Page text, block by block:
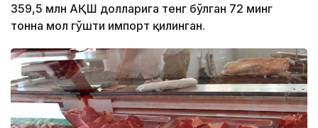
359,5 млн АҚШ долларига тенг бўлган 72 минг
тонна мол гўшти импорт қилинган.